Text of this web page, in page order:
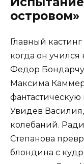
островом»
Главный
когда он
Федор
Максима
фантастическую
Увидев
колебаний.
Степанова
блондина с